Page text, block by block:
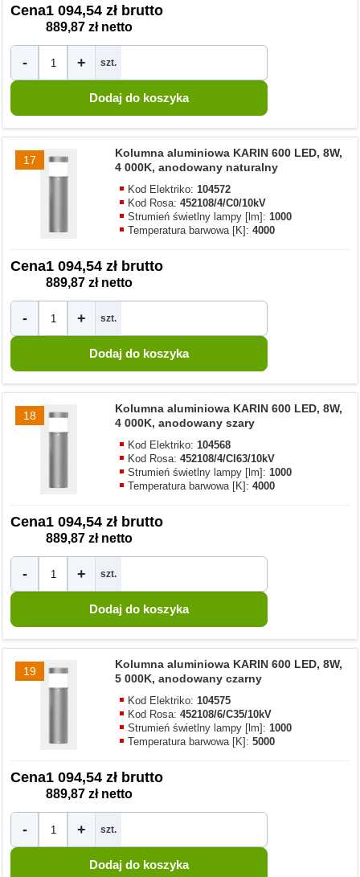
Cena1 094,54 zł brutto
889,87 zł netto
- + szt.
17
Kolumna aluminiowa KARIN 600 LED, 8W,
4 000K, anodowany naturalny
Kod Elektriko:104572
Kod Rosa:452108/4/C0/10kV
Strumień świetlny lampy [lm]:1000
Temperatura barwowa [K]:4000
Cena1 094,54 zł brutto
889,87 zł netto
- + szt.
18
Kolumna aluminiowa KARIN 600 LED, 8W,
4 000K, anodowany szary
Kod Elektriko:104568
Kod Rosa:452108/4/CI63/10kV
Strumień świetlny lampy [lm]:1000
Temperatura barwowa [K]:4000
Cena1 094,54 zł brutto
889,87 zł netto
- + szt.
19
Kolumna aluminiowa KARIN 600 LED, 8W,
5 000K, anodowany czarny
Kod Elektriko:104575
Kod Rosa:452108/6/C35/10kV
Strumień świetlny lampy [lm]:1000
Temperatura barwowa [K]:5000
Cena1 094,54 zł brutto
889,87 zł netto
- + szt.